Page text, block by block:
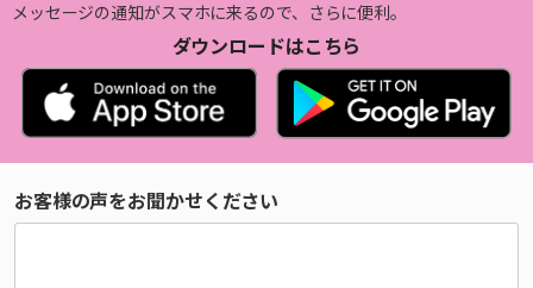
メッセージの通知がスマホに来るので、さらに便利。
ダウンロードはこちら
お客様の声をお聞かせください